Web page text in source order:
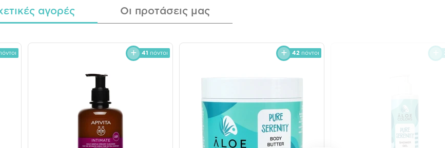
αγορές Οι προτάσεις μας
41 πόντοι 42 πόντοι